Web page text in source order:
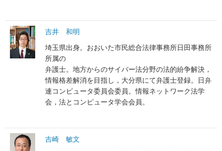
吉井 和明
埼玉県出身。おおいた市民総合法律事務所日田事務所
所属の
弁護士。地方からのサイバー法分野の法的紛争解決，
情報格差解消を目指し，大分県にて弁護士登録。日弁
連コンピュータ委員会委員。情報ネットワーク法学
会，法とコンピュータ学会会員。
吉崎 敏文